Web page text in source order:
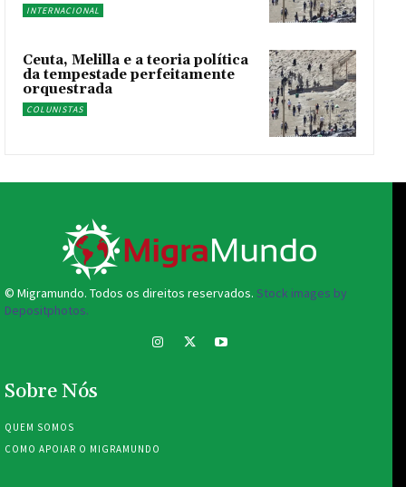
INTERNACIONAL
Ceuta, Melilla e a teoria política
da tempestade perfeitamente
orquestrada
COLUNISTAS
© Migramundo. Todos os direitos reservados. Stock images by
Depositphotos.
Sobre Nós
QUEM SOMOS
COMO APOIAR O MIGRAMUNDO